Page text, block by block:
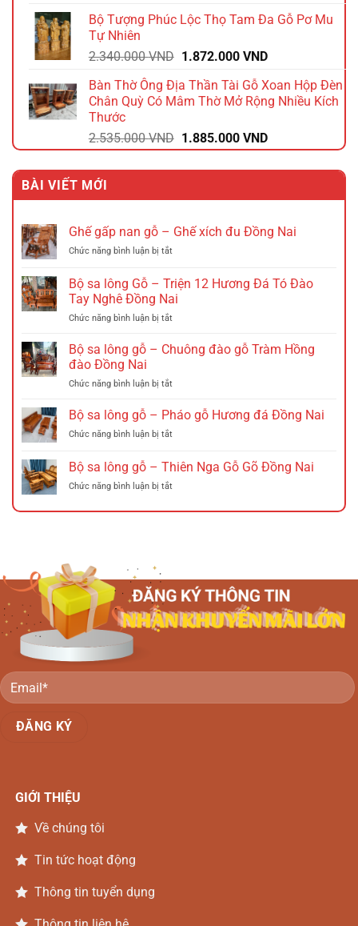
là:
tại
2.112.000 VND.
Bộ Tượng Phúc Lộc Thọ Tam Đa Gỗ Pơ Mu
Tự Nhiên
2.340.000VND Giá
là:
2.340.000 VND.
1.872.000 VNDGiá
tại
là:
Bàn Thờ Ông Địa Thần Tài Gỗ Xoan Hộp Đèn
Chân Quỳ Có Mâm Thờ Mở Rộng Nhiều Kích
Thước
2.535.000VND Giá
gốc
là:
1.885.000 VNDGiá
hiện
tại
1.885.000 VND.
BÀI VIẾT MỚI
Ghế gấp nan gỗ – Ghế xích đu Đồng Nai
Chức năng bình luận bị tắtở
gấp
nan
gỗ
–
xích
Nai
Bộ sa lông Gỗ – Triện 12 Hương Đá Tó Đào
Tay Nghê Đồng Nai
Chức năng bình luận bị tắtở
sa
–
12
Đá
Đào
Bộ sa lông gỗ – Chuông đào gỗ Tràm Hồng
đào Đồng Nai
Chức năng bình luận bị tắtở
sa
gỗ
Chuông
gỗ
Bộ sa lông gỗ – Pháo gỗ Hương đá Đồng Nai
Chức năng bình luận bị tắtở
sa
lông
gỗ
Pháo
Nai
Bộ sa lông gỗ – Thiên Nga Gỗ Gõ Đồng Nai
Chức năng bình luận bị tắtở
sa
Nga
Gỗ
Đồng
GIỚI THIỆU
Về chúng tôi
Tin tức hoạt động
Thông tin tuyển dụng